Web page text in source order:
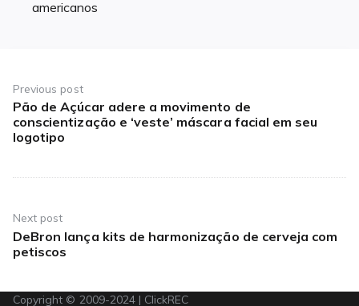
americanos
de
Post
Previous post
Previous
post:
Pão de Açúcar adere a movimento de
conscientização e ‘veste’ máscara facial em seu
logotipo
Next post
Next
post:
DeBron lança kits de harmonização de cerveja com
petiscos
Copyright © 2009-2024 | ClickREC